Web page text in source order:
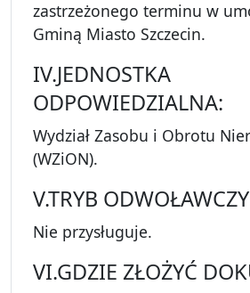
zastrzeżonego terminu w
Gminą Miasto Szczecin.
IV.JEDNOSTKA
ODPOWIEDZIALNA:
Wydział Zasobu i Obrotu
(WZiON).
V.TRYB
Nie przysługuje.
VI.GDZIE ZŁOŻYĆ